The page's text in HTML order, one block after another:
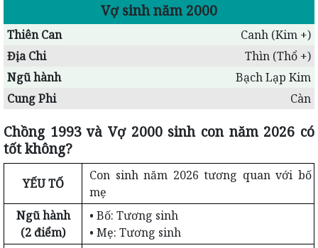
Vợ sinh năm 2000
Thiên Can
Canh (Kim +)
Địa Chi
Thìn (Thổ +)
Ngũ hành
Bạch Lạp Kim
Cung Phi
Càn
Chồng 1993 và Vợ 2000 sinh con năm 2026 có
tốt không?
YẾU TỐ
Con sinh năm 2026 tương quan với bố
mẹ
Ngũ hành
(2 điểm)
• Bố: Tương sinh
• Mẹ: Tương sinh